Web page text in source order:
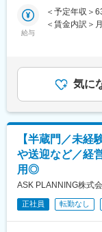
の内装事業か
築事業、開発
ける等,業界
ります。
【実績】天王
市小倉駅前そ
など。
変更の範囲：
担当していた
安全かつ快適
■主な業務内容
・秘書業務の
■運転について
・実運転時間
・基本は都内
給与
＜予定年収＞
＜賃金内訳＞
給与補足＞※
2回（6月・
り、選考を通
当を含めた表
気に
【半蔵門／未
や送迎など／経
用◎
ASK PLANNING株式
正社員 転勤なし